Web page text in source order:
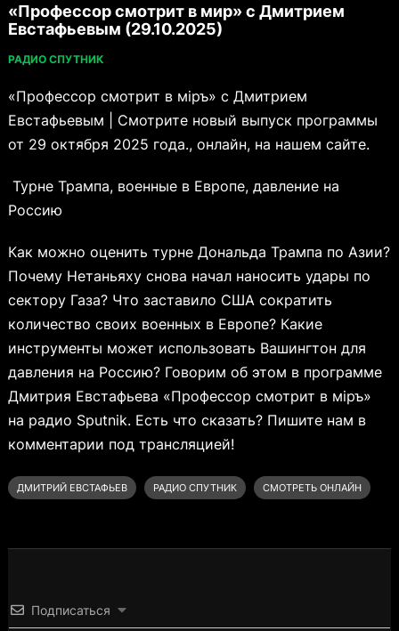
«Профессор смотрит в мир» с Дмитрием
Евстафьевым (29.10.2025)
РАДИО СПУТНИК
«Профессор смотрит в мiръ» с Дмитрием
Евстафьевым | Смотрите новый выпуск программы
от 29 октября 2025 года., онлайн, на нашем сайте.
Турне Трампа, военные в Европе, давление на
Россию
Как можно оценить турне Дональда Трампа по Азии?
Почему Нетаньяху снова начал наносить удары по
сектору Газа? Что заставило США сократить
количество своих военных в Европе? Какие
инструменты может использовать Вашингтон для
давления на Россию? Говорим об этом в программе
Дмитрия Евстафьева «Профессор смотрит в мiръ»
на радио Sputnik. Есть что сказать? Пишите нам в
комментарии под трансляцией!
ДМИТРИЙ ЕВСТАФЬЕВ РАДИО СПУТНИК СМОТРЕТЬ ОНЛАЙН
Подписаться